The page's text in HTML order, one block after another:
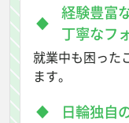
経験豊富
丁寧なフ
就業中も困った
ます。
日輪独自